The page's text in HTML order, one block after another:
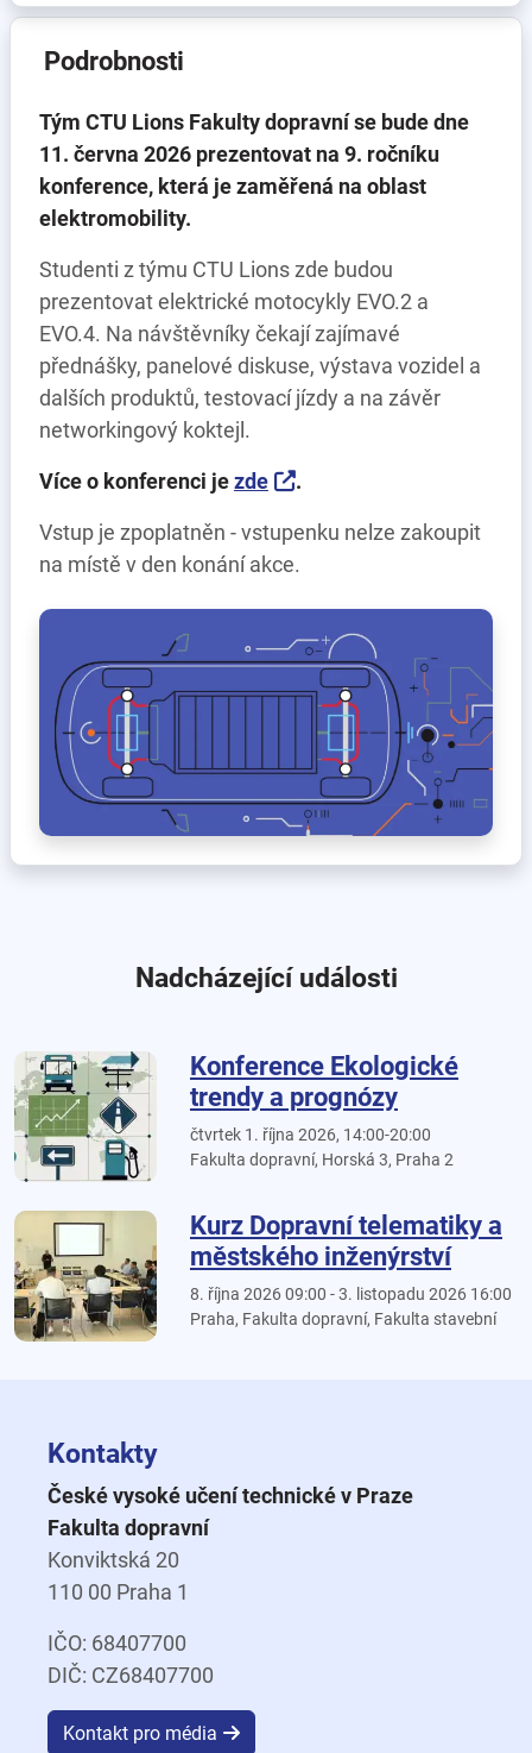
Podrobnosti
Tým CTU Lions Fakulty dopravní se bude dne
11. června 2026 prezentovat na 9. ročníku
konference, která je zaměřená na oblast
elektromobility.
Studenti z týmu CTU Lions zde budou
prezentovat elektrické motocykly EVO.2 a
EVO.4. Na návštěvníky čekají zajímavé
přednášky, panelové diskuse, výstava vozidel a
dalších produktů, testovací jízdy a na závěr
networkingový koktejl.
Více o konferenci jezde .
Vstup je zpoplatněn - vstupenku nelze zakoupit
na místě v den konání akce.
Nadcházející události
Konference Ekologické
trendy a prognózy
čtvrtek 1. října 2026, 14:00-20:00
Fakulta dopravní, Horská 3, Praha 2
Kurz Dopravní telematiky a
městského inženýrství
8. října 2026 09:00 - 3. listopadu 2026 16:00
Praha, Fakulta dopravní, Fakulta stavební
Kontakty
České vysoké učení technické v Praze
Fakulta dopravní
Konviktská 20
110 00 Praha 1
IČO: 68407700
DIČ: CZ68407700
Kontakt pro média